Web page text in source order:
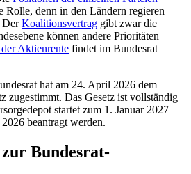
Rolle, denn in den Ländern regieren
DerKoalitionsvertrag gibt zwar die
können andere Prioritäten
Aktienrente findet im Bundesrat
hat am 24. April 2026 dem
zugestimmt. Das Gesetz ist vollständig
startet zum 1. Januar 2027 —
beantragt werden.
Bundesrat-